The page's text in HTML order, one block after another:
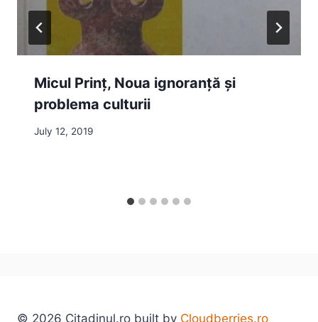
Micul Prinț, Noua ignoranță și
problema culturii
July 12, 2019
© 2026 Citadinul.ro built by Cloudberries.ro